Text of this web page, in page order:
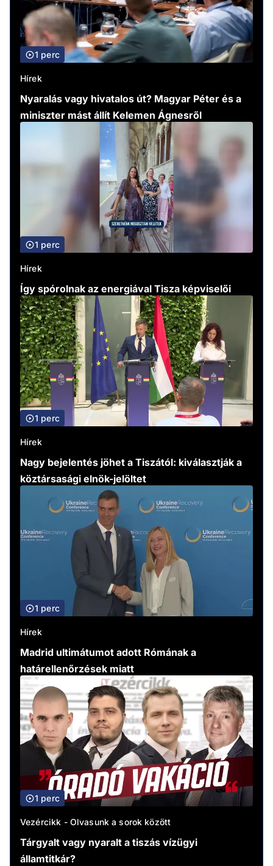
1 perc
Hírek
Nyaralás vagy hivatalos út? Magyar Péter és a
miniszter mást állít Kelemen Ágnesről
1 perc
Hírek
Így spórolnak az energiával Tisza képviselői
1 perc
Hírek
Nagy bejelentés jöhet a Tiszától: kiválasztják a
köztársasági elnök-jelöltet
1 perc
Hírek
Madrid ultimátumot adott Rómának a
határellenőrzések miatt
1 perc
Vezércikk - Olvasunk a sorok között
Tárgyalt vagy nyaralt a tiszás vízügyi
államtitkár?